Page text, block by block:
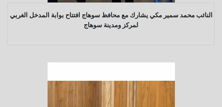
النائب محمد سمير مكي يشارك مع محافظ سوهاج افتتاح بوابة المدخل الغربي
لمركز ومدينة سوهاج